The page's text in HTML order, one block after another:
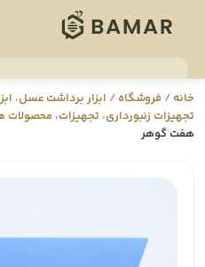
خانه/ فروشگاه/ ابزار برداشت عسل،
تجهيزات زنبورداری، تجهيزات، محصولات
هفت گوهر